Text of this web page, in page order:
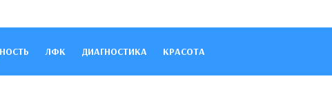
ЛФК ДИАГНОСТИКА КРАСОТА